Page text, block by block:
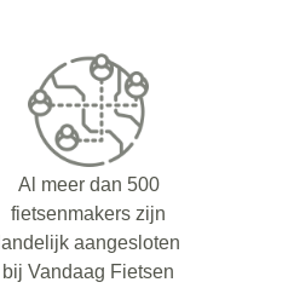
Al meer dan 500
fietsenmakers zijn
landelijk aangesloten
bij Vandaag Fietsen